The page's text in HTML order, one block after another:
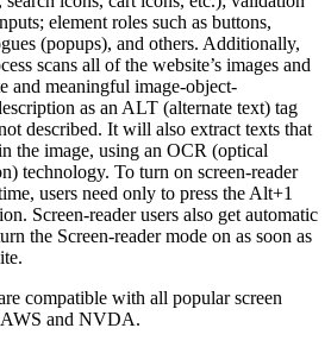
element roles such as buttons,
(popups), and others. Additionally,
scans all of the website’s images and
and meaningful image-object-
as an ALT (alternate text) tag
described. It will also extract texts that
the image, using an OCR (optical
technology. To turn on screen-reader
users need only to press the Alt+1
Screen-reader users also get automatic
the Screen-reader mode on as soon as
compatible with all popular screen
and NVDA.